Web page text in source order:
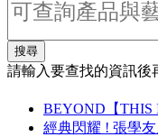
搜尋
請輸入要查找的資訊後
BEYOND【THIS
經典閃耀 ! 張學